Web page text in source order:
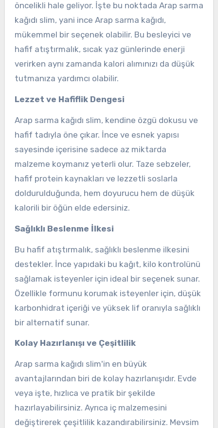
öncelikli hale geliyor. İşte bu noktada Arap sarma
kağıdı slim, yani ince Arap sarma kağıdı,
mükemmel bir seçenek olabilir. Bu besleyici ve
hafif atıştırmalık, sıcak yaz günlerinde enerji
verirken aynı zamanda kalori alımınızı da düşük
tutmanıza yardımcı olabilir.
Lezzet ve Hafiflik Dengesi
Arap sarma kağıdı slim, kendine özgü dokusu ve
hafif tadıyla öne çıkar. İnce ve esnek yapısı
sayesinde içerisine sadece az miktarda
malzeme koymanız yeterli olur. Taze sebzeler,
hafif protein kaynakları ve lezzetli soslarla
doldurulduğunda, hem doyurucu hem de düşük
kalorili bir öğün elde edersiniz.
Sağlıklı Beslenme İlkesi
Bu hafif atıştırmalık, sağlıklı beslenme ilkesini
destekler. İnce yapıdaki bu kağıt, kilo kontrolünü
sağlamak isteyenler için ideal bir seçenek sunar.
Özellikle formunu korumak isteyenler için, düşük
karbonhidrat içeriği ve yüksek lif oranıyla sağlıklı
bir alternatif sunar.
Kolay Hazırlanışı ve Çeşitlilik
Arap sarma kağıdı slim'in en büyük
avantajlarından biri de kolay hazırlanışıdır. Evde
veya işte, hızlıca ve pratik bir şekilde
hazırlayabilirsiniz. Ayrıca iç malzemesini
değiştirerek çeşitlilik kazandırabilirsiniz. Mevsim